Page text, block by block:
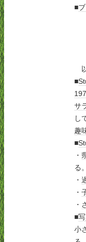
■
■
サ
し
趣
■
・
る。
・
・
・
■
小